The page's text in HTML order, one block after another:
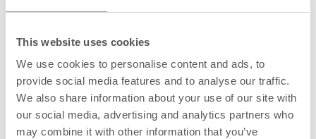
This website uses cookies
We use cookies to personalise content and ads, to
provide social media features and to analyse our traffic.
We also share information about your use of our site with
our social media, advertising and analytics partners who
may combine it with other information that you’ve
CO, mg/Nm3 807
Particolato, mg/Nm
OGC, mg/Nm 41
x , mg/Nm 3 154